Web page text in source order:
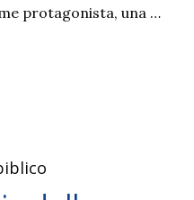
protagonista, una …